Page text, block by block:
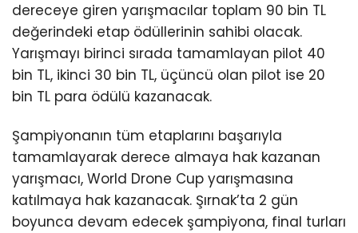
dereceye giren yarışmacılar toplam 90 bin TL
değerindeki etap ödüllerinin sahibi olacak.
Yarışmayı birinci sırada tamamlayan pilot 40
bin TL, ikinci 30 bin TL, üçüncü olan pilot ise 20
bin TL para ödülü kazanacak.
Şampiyonanın tüm etaplarını başarıyla
tamamlayarak derece almaya hak kazanan
yarışmacı, World Drone Cup yarışmasına
katılmaya hak kazanacak. Şırnak’ta 2 gün
boyunca devam edecek şampiyona, final turları